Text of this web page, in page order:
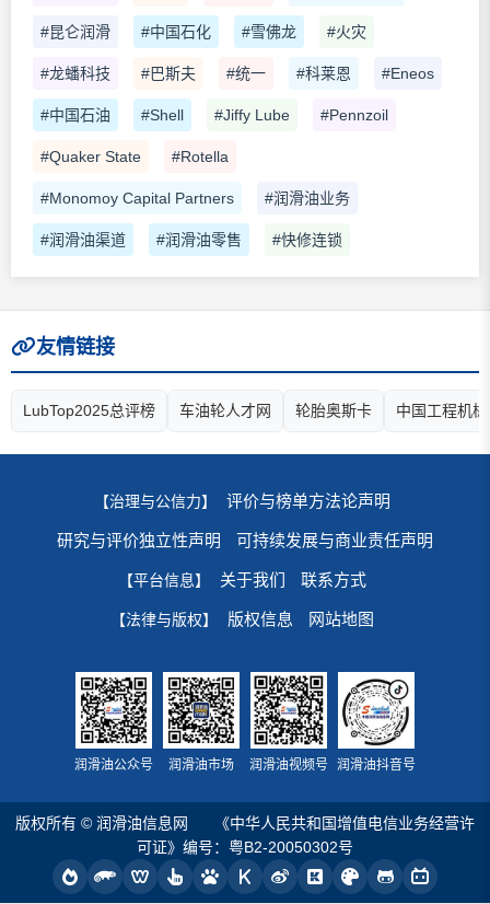
#昆仑润滑 #中国石化 #雪佛龙 #火灾
#龙蟠科技 #巴斯夫 #统一 #科莱恩 #Eneos
#中国石油 #Shell #Jiffy Lube #Pennzoil
#Quaker State #Rotella
#Monomoy Capital Partners #润滑油业务
#润滑油渠道 #润滑油零售 #快修连锁
友情链接
LubTop2025总评榜 车油轮人才网 轮胎奥斯卡 中国工程机
【治理与公信力】 评价与榜单方法论声明
研究与评价独立性声明 可持续发展与商业责任声明
【平台信息】 关于我们 联系方式
【法律与版权】 版权信息 网站地图
润滑油公众号 润滑油市场 润滑油视频号 润滑油抖音号
版权所有 © 润滑油信息网
《中华人民共和国增值电信业务经营许
可证》编号：粤B2-20050302号